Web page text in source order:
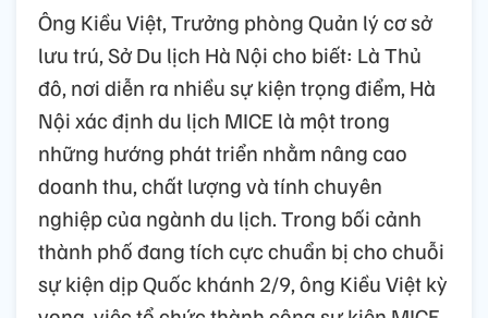
Ông Kiều Việt, Trưởng phòng Quản lý cơ sở
lưu trú, Sở Du lịch Hà Nội cho biết: Là Thủ
đô, nơi diễn ra nhiều sự kiện trọng điểm, Hà
Nội xác định du lịch MICE là một trong
những hướng phát triển nhằm nâng cao
doanh thu, chất lượng và tính chuyên
nghiệp của ngành du lịch. Trong bối cảnh
thành phố đang tích cực chuẩn bị cho chuỗi
sự kiện dịp Quốc khánh 2/9, ông Kiều Việt kỳ